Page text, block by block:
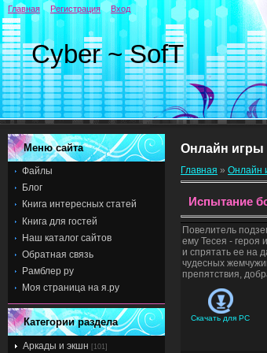
Cyber ~ SofT
Главная Регистрация Вход
Меню сайта
Файлы
Блог
Книга интересных статей
Книга для гостей
Наш каталог сайтов
Обратная связь
Рамблер ру
Моя страница на я.ру
Категории раздела
Аркады и экшн [101]
Онлайн игры
Главная » Онлайн
Испытание
Повелитель
ему Тесея - героя
и спрятать ее на
чудесных
препятствия,
Скачать для PC